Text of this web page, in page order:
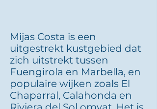
Mijas Costa is een
uitgestrekt kustgebied dat
zich uitstrekt tussen
Fuengirola en Marbella, en
populaire wijken zoals El
Chaparral, Calahonda en